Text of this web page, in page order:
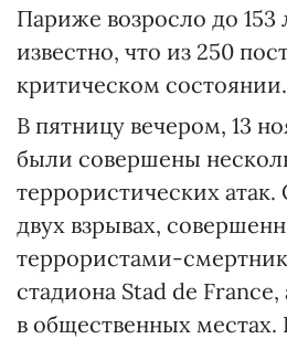
Париже возросло до
известно, что из 250
критическом состоянии.
В пятницу вечером, 13
были совершены
террористических
двух взрывах,
террористами-
стадиона Stad de France,
в общественных